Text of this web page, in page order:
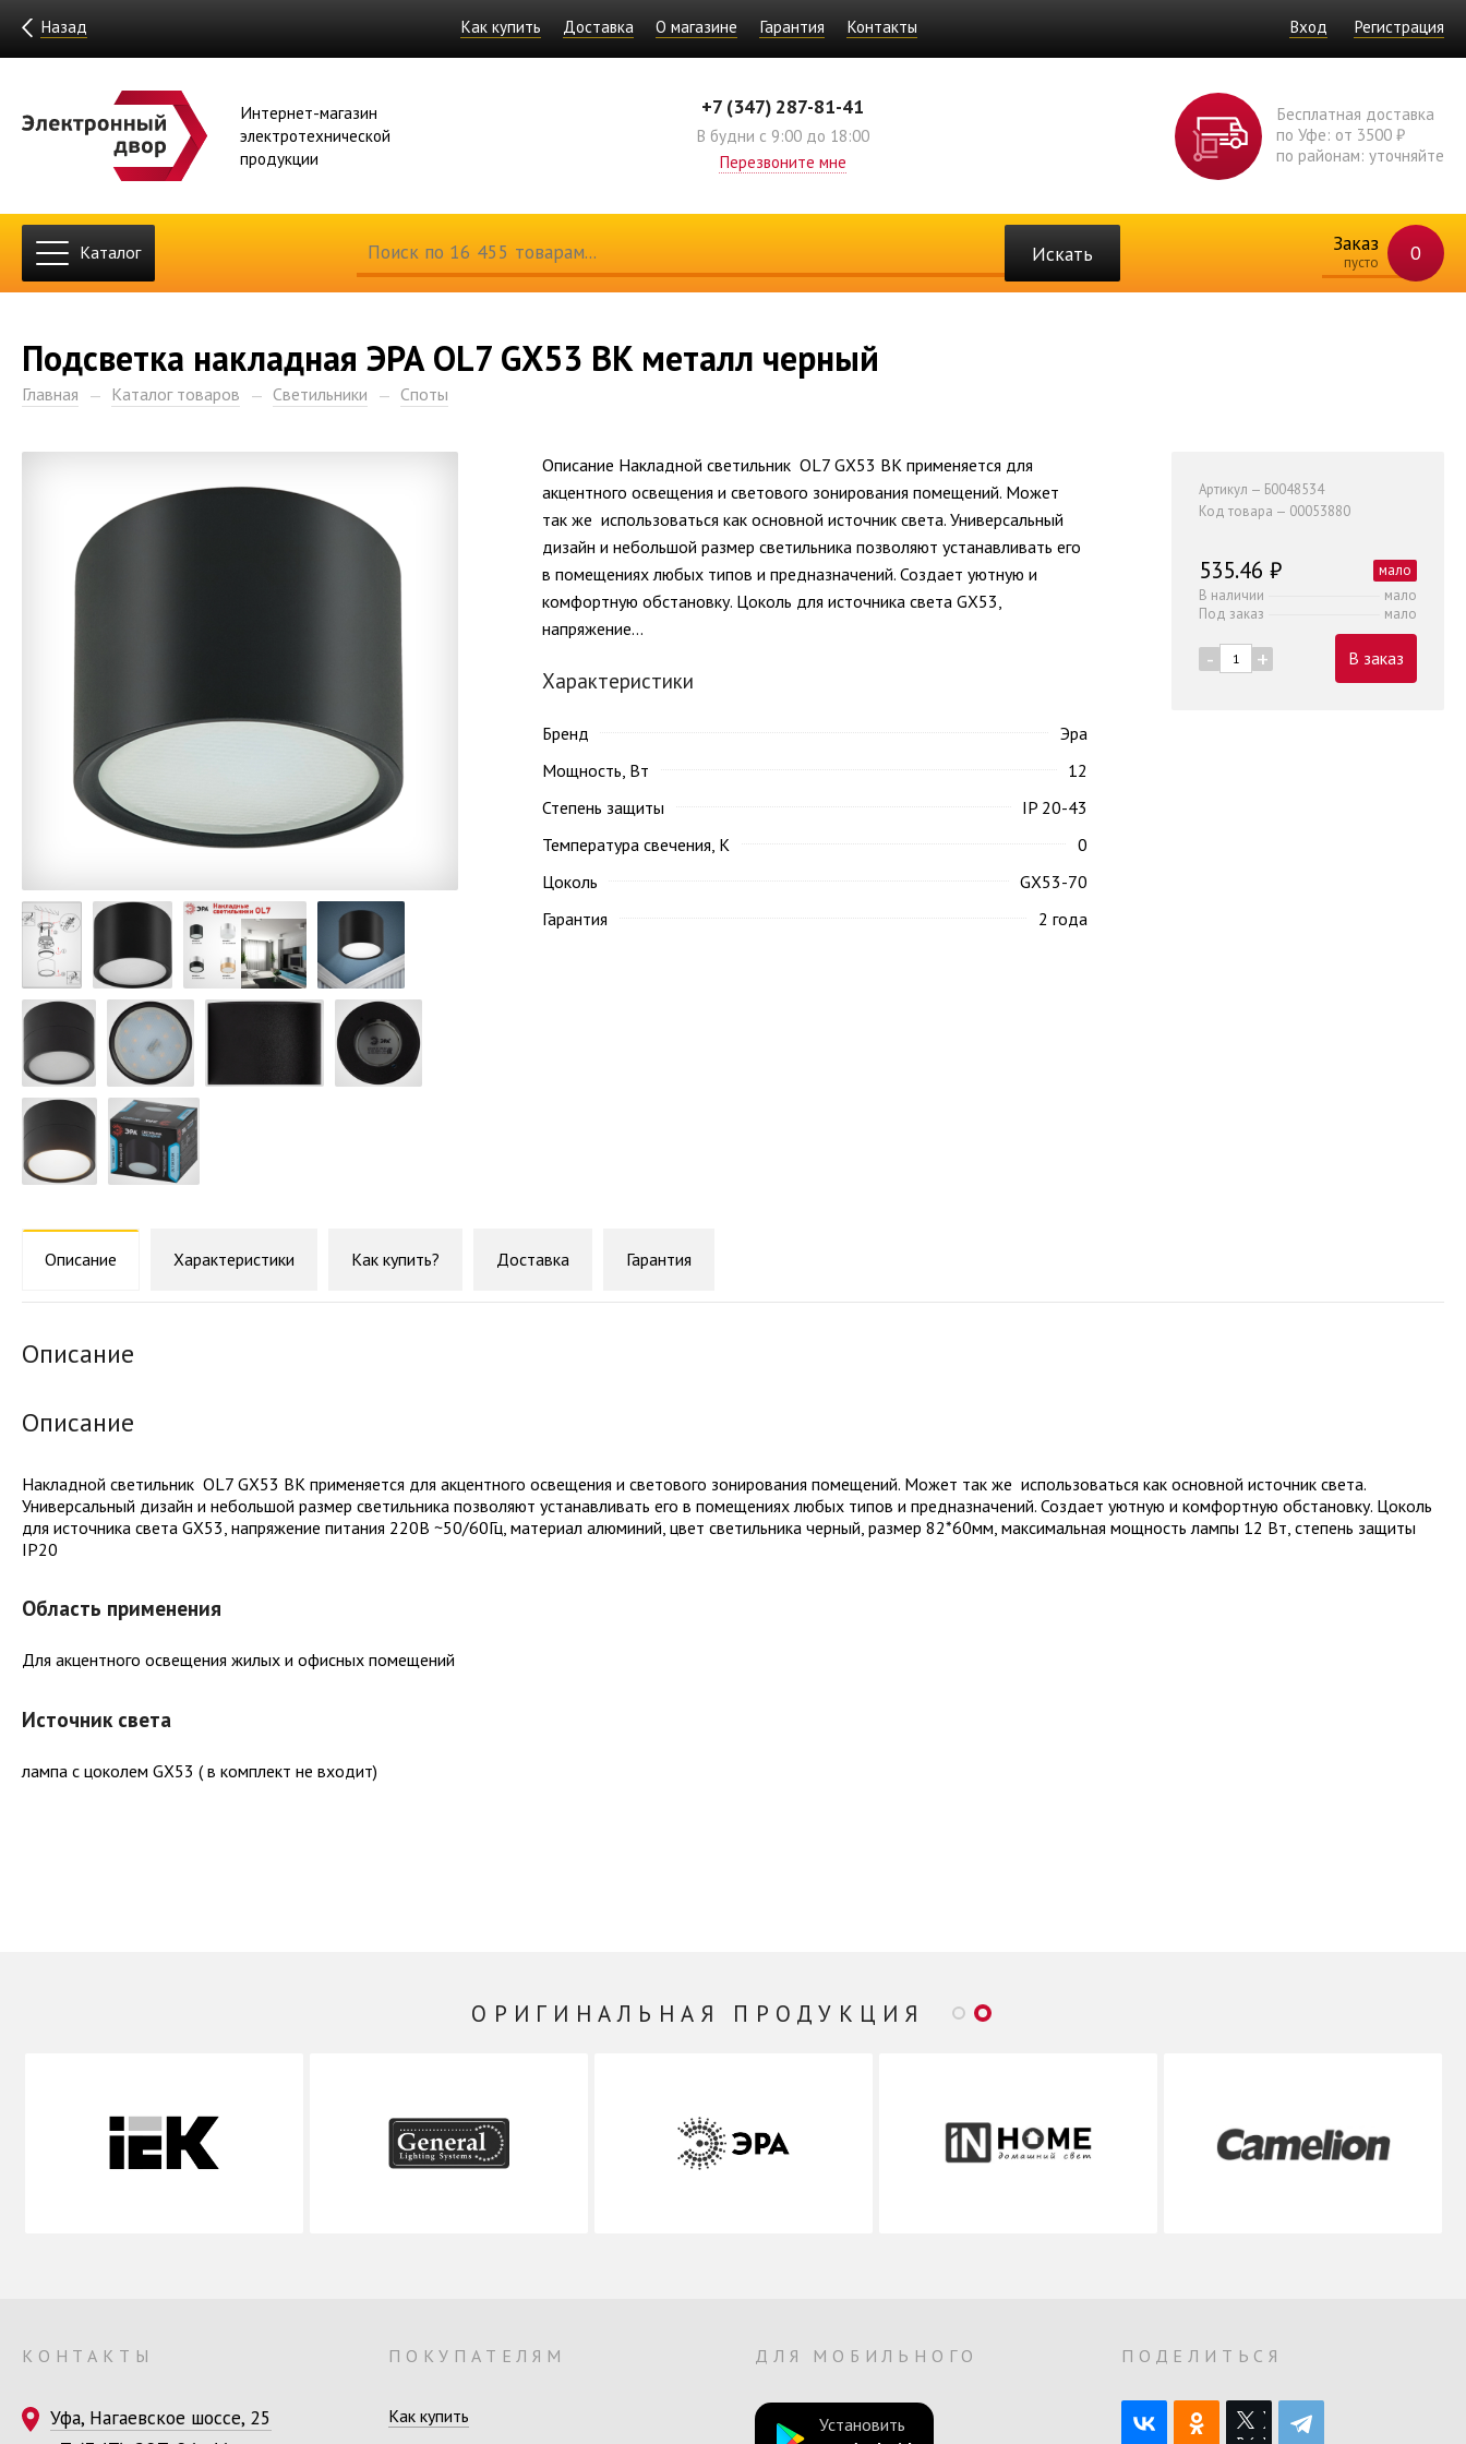
Назад Как купить Доставка О магазине Гарантия Контакты Вход Регистрация
Интернет-магазин
электротехнической
продукции
+7 (347) 287-81-41
В будни с 9:00 до 18:00
Перезвоните мне
Бесплатная доставка
по Уфе: от 3500 ₽
по районам: уточняйте
Каталог Искать Заказ 0
пусто
Подсветка накладная ЭРА OL7 GX53 BK металл черный
Главная Каталог товаров Светильники Споты
Описание Накладной светильник OL7 GX53 BK применяется для
акцентного освещения и светового зонирования помещений. Может
так же использоваться как основной источник света. Универсальный
дизайн и небольшой размер светильника позволяют устанавливать его
в помещениях любых типов и предназначений. Создает уютную и
комфортную обстановку. Цоколь для источника света GX53,
напряжение...
Характеристики
Бренд
Эра
Мощность, Вт
12
Степень защиты
IP 20-43
Температура свечения, K
0
Цоколь
GX53-70
Гарантия
2 года
Артикул — Б0048534
Код товара — 00053880
535.46 ₽
мало
В наличии
мало
Под заказ
мало
- + В заказ
Описание Характеристики Как купить? Доставка Гарантия
Описание
Описание
Накладной светильник OL7 GX53 BK применяется для акцентного освещения и светового зонирования помещений. Может так же использоваться как основной источник света.
Универсальный дизайн и небольшой размер светильника позволяют устанавливать его в помещениях любых типов и предназначений. Создает уютную и комфортную обстановку. Цоколь
для источника света GX53, напряжение питания 220В ~50/60Гц, материал алюминий, цвет светильника черный, размер 82*60мм, максимальная мощность лампы 12 Вт, степень защиты
IP20
Область применения
Для акцентного освещения жилых и офисных помещений
Источник света
лампа с цоколем GX53 ( в комплект не входит)
ОРИГИНАЛЬНАЯ ПРОДУКЦИЯ
КОНТАКТЫ
Уфа, Нагаевское шоссе, 25
ПОКУПАТЕЛЯМ
Как купить
ДЛЯ МОБИЛЬНОГО
Установить
ПОДЕЛИТЬСЯ